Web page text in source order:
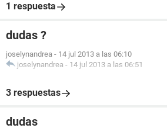
1 respuesta
dudas ?
joselynandrea - 14 jul 2013 a las 06:10
joselynandrea - 14 jul 2013 a las 06:51
3 respuestas
dudas